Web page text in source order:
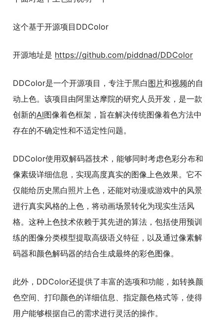
这个基于开源项目DDColor
开源地址是 https://github.com/piddnad/DDColor
DDColor是一个开源项目，专注于黑白图片和视频的自
动上色。该项目由阿里达摩院的研究人员开发，是一款
创新的AI图像着色框架，旨在解决传统图像着色方法中
存在的不确定性和不适定性问题。
DDColor使用双解码器技术，能够同时考虑色彩分布和
像素级详细信息，实现高度真实的图像上色效果。它不
仅能给历史黑白照片上色，还能对动漫或游戏中的风景
进行真实风格的上色，将动画场景转化为现实生活风
格。这种上色技术依赖于其先进的算法，包括使用预训
练的图像分类模型提取高级语义特征，以及通过像素解
码器和颜色解码器的结合生成最终的彩色图像。
此外，DDColor还提供了丰富的选项和功能，如转换颜
色空间、打印颜色的详细信息、指定颜色格式等，使得
用户能够根据自己的需求进行灵活的操作。